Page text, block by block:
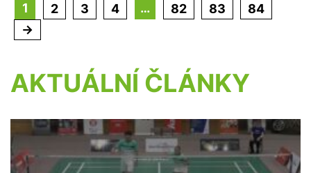
1 2 3 4 … 82 83
84
→
AKTUÁLNÍ ČLÁNKY